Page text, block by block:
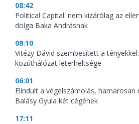
08:42
Political Capital: nem kizárólag az
dolga Baka Andrásnak
08:10
Vitézy Dávid szembesített a
közúthálózat leterheltsége
06:01
Elindult a végelszámolás,
Balásy Gyula két cégének
17:11